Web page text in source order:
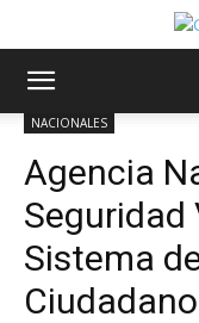
NACIONALES
Agencia
Seguridad
Sistema
Ciudadano